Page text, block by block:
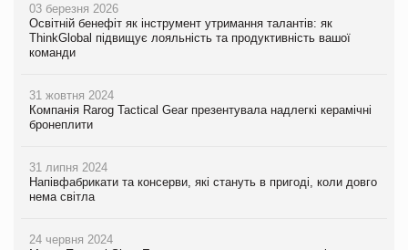
03 березня 2026
Освітній бенефіт як інструмент утримання талантів: як
ThinkGlobal підвищує лояльність та продуктивність вашої
команди
31 жовтня 2024
Компанія Rarog Tactical Gear презентувала надлегкі керамічні
бронеплити
31 липня 2024
Напівфабрикати та консерви, які стануть в пригоді, коли довго
нема світла
24 червня 2024